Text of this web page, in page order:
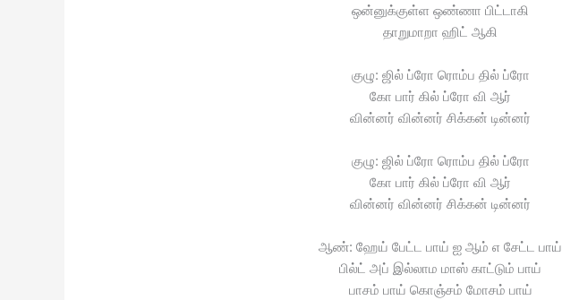
ஒன்னுக்குள்ள ஒண்ணா பிட்டாகி
தாறுமாறா ஹிட் ஆகி
குழு: ஜில் ப்ரோ ரொம்ப தில் ப்ரோ
கோ பார் கில் ப்ரோ வி ஆர்
வின்னர் வின்னர் சிக்கன் டின்னர்
குழு: ஜில் ப்ரோ ரொம்ப தில் ப்ரோ
கோ பார் கில் ப்ரோ வி ஆர்
வின்னர் வின்னர் சிக்கன் டின்னர்
ஆண்: ஹேய் பேட்ட பாய் ஐ ஆம் எ சேட்ட பாய்
பில்ட் அப் இல்லாம மாஸ் காட்டும் பாய்
பாசம் பாய் கொஞ்சம் மோசம் பாய்